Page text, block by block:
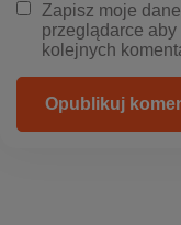
Zapisz moje
przeglądarce
kolejnych
Opublikuj